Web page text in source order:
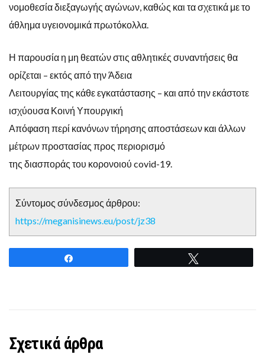
νομοθεσία διεξαγωγής αγώνων, καθώς και τα σχετικά με το
άθλημα υγειονομικά πρωτόκολλα.
Η παρουσία η μη θεατών στις αθλητικές συναντήσεις θα
ορίζεται – εκτός από την Άδεια
Λειτουργίας της κάθε εγκατάστασης – και από την εκάστοτε
ισχύουσα Κοινή Υπουργική
Απόφαση περί κανόνων τήρησης αποστάσεων και άλλων
μέτρων προστασίας προς περιορισμό
της διασποράς του κορονοιού covid-19.
Σύντομος σύνδεσμος άρθρου:
https://meganisinews.eu/post/jz38
Σχετικά άρθρα